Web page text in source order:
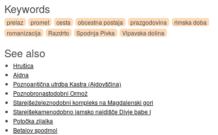
Keywords
prelaz promet cesta obcestna postaja prazgodovina
rimska doba
romanizacija
Razdrto Spodnja Pivka Vipavska dolina
See also
Hrušica
Ajdna
Poznoantična utrdba Kastra (Ajdovščina)
Poznobronastodobni Ormož
Starejšeželeznodobni kompleks na Magdalenski gori
Starejšekamenodobno jamsko najdišče Divje babe I
Potočka zijalka
Betalov spodmol